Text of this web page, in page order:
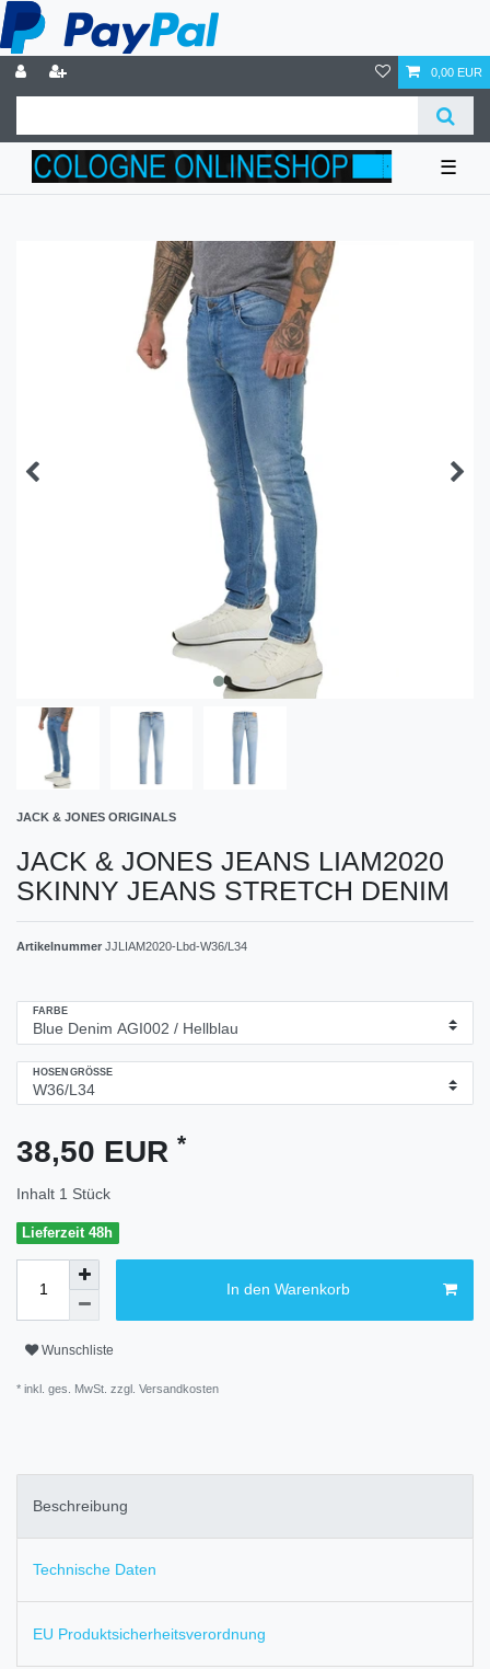
0,00 EUR
☰
JACK & JONES ORIGINALS
JACK & JONES JEANS LIAM2020
SKINNY JEANS STRETCH DENIM
Artikelnummer JJLIAM2020-Lbd-W36/L34
FARBE
HOSENGRÖSSE
38,50 EUR *
Inhalt 1 Stück
Lieferzeit 48h
In den Warenkorb
Wunschliste
* inkl. ges. MwSt. zzgl. Versandkosten
Beschreibung
Technische Daten
EU Produktsicherheitsverordnung